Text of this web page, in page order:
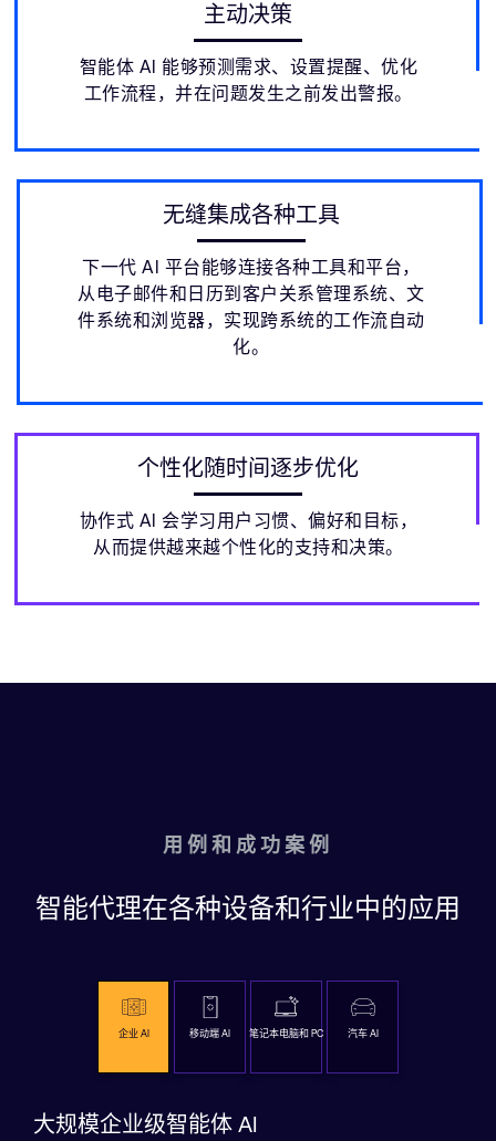
主动决策
智能体 AI 能够预测需求、设置提醒、优化
工作流程，并在问题发生之前发出警报。
无缝集成各种工具
下一代 AI 平台能够连接各种工具和平台，
从电子邮件和日历到客户关系管理系统、文
件系统和浏览器，实现跨系统的工作流自动
化。
个性化随时间逐步优化
协作式 AI 会学习用户习惯、偏好和目标，
从而提供越来越个性化的支持和决策。
用例和成功案例
智能代理在各种设备和行业中的应用
企业 AI 移动端 AI 笔记本电脑和 PC 汽车 AI
大规模企业级智能体 AI